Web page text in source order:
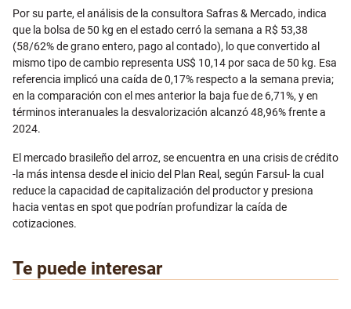
Por su parte, el análisis de la consultora Safras & Mercado, indica
que la bolsa de 50 kg en el estado cerró la semana a R$ 53,38
(58/62% de grano entero, pago al contado), lo que convertido al
mismo tipo de cambio representa US$ 10,14 por saca de 50 kg. Esa
referencia implicó una caída de 0,17% respecto a la semana previa;
en la comparación con el mes anterior la baja fue de 6,71%, y en
términos interanuales la desvalorización alcanzó 48,96% frente a
2024.
El mercado brasileño del arroz, se encuentra en una crisis de crédito
-la más intensa desde el inicio del Plan Real, según Farsul- la cual
reduce la capacidad de capitalización del productor y presiona
hacia ventas en spot que podrían profundizar la caída de
cotizaciones.
Te puede interesar